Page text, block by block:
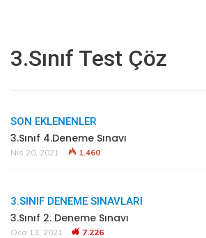
3.sınıf Test Çöz
SON EKLENENLER
3.Sınıf 4.Deneme Sınavı
Nis 20, 2021 1.460
3.SINIF DENEME SINAVLARI
3.Sınıf 2. Deneme Sınavı
Oca 13, 2021 7.226